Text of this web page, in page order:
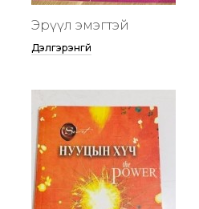
Эрүүл эмэгтэй
Дэлгэрэнгүй